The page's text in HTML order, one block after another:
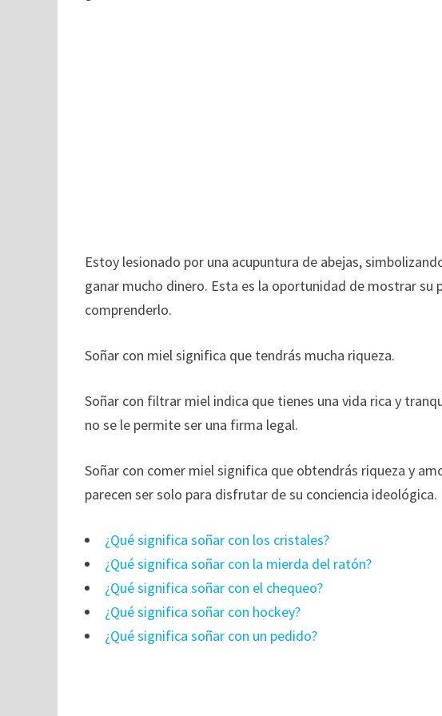
Estoy lesionado por una acupuntura de abejas,
ganar mucho dinero. Esta es la oportunidad de mostrar su
comprenderlo.
Soñar con miel significa que tendrás mucha riqueza.
Soñar con filtrar miel indica que tienes una vida rica y
no se le permite ser una firma legal.
Soñar con comer miel significa que obtendrás riqueza y
parecen ser solo para disfrutar de su conciencia ideológica.
¿Qué significa soñar con los cristales?
¿Qué significa soñar con la mierda del ratón?
¿Qué significa soñar con el chequeo?
¿Qué significa soñar con hockey?
¿Qué significa soñar con un pedido?